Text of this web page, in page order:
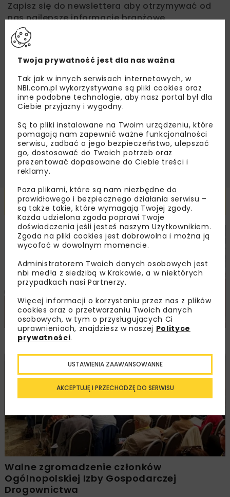
Zapisz się do newslettera aby otrzymywać od
nas najlepsze informacje branżowe,
zaproszenia na wydarzenia, atrakcyjne oferty i
dedykowane akcje specjalne.
Zapoznałam/em się zPolityką Prywatnościi
Regulaminemoraz wyrażam zgodę na otrzymywanie na
podany przeze mnie adres e-mail korespondencji
handlowej w postaci newslettera.
ZAPISZ MNIE
Powiązane artykuły
DROGI MOSTY TUNELE ARCHIWUM NBI WYDARZENIA
NOVDROG 2026
MOSTY TUNELE ARCHIWUM NBI
Walne zgromadzenie członków
Ogólnopolskiej Izby Gospodarczej
Drogownictwa
Twoja prywatność jest dla nas ważna
Tak jak w innych serwisach internetowych, w
NBI.com.pl wykorzystywane są pliki cookies oraz
inne podobne technologie, aby nasz portal był dla
Ciebie przyjazny i wygodny.
Są to pliki instalowane na Twoim urządzeniu, które
pomagają nam zapewnić ważne funkcjonalności
serwisu, zadbać o jego bezpieczeństwo, ulepszać
go, dostosować do Twoich potrzeb oraz
prezentować dopasowane do Ciebie treści i
reklamy.
Poza plikami, które są nam niezbędne do
prawidłowego i bezpiecznego działania serwisu –
są także takie, które wymagają Twojej zgody.
Każda udzielona zgoda poprawi Twoje
doświadczenia jeśli jesteś naszym Użytkownikiem.
Zgoda na pliki cookies jest dobrowolna i można ją
wycofać w dowolnym momencie.
Administratorem Twoich danych osobowych jest
nbi med!a z siedzibą w Krakowie, a w niektórych
przypadkach nasi Partnerzy.
Więcej informacji o korzystaniu przez nas z plików
cookies oraz o przetwarzaniu Twoich danych
osobowych, w tym o przysługujących Ci
uprawnieniach, znajdziesz w naszej Polityce
prywatności.
AKCEPTUJĘ I PRZECHODZĘ DO SERWISU
USTAWIENIA ZAAWANSOWANNE